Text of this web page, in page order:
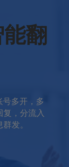
翻
多开，多
，分流入
发。